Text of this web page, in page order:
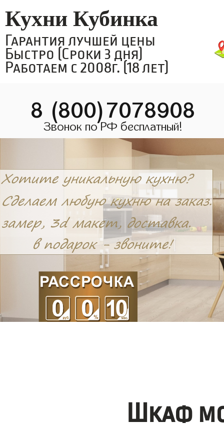
Кухни Кубинка
Гарантия лучшей цены
Быстро (Сроки 3 дня)
Работаем с 2008г. (18 лет)
8 (800)7078908
Звонок по РФ бесплатный!
Шкаф